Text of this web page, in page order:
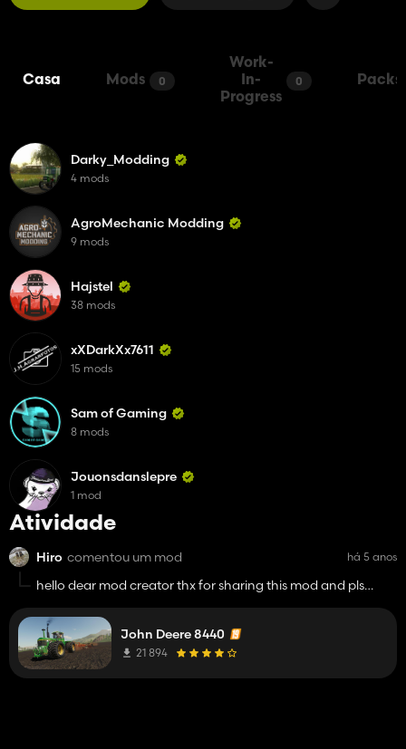
Casa Mods 0
Work-
In-
Progress
0 Packs
Atividade
Hiro comentou um mod há 5 anos
hello dear mod creator thx for sharing this mod and pls
thx sorry for bad english
John Deere 8440
21 894
Darky_Modding
4 mods
AgroMechanic Modding
9 mods
Hajstel
38 mods
xXDarkXx7611
15 mods
Sam of Gaming
8 mods
Jouonsdanslepre
1 mod